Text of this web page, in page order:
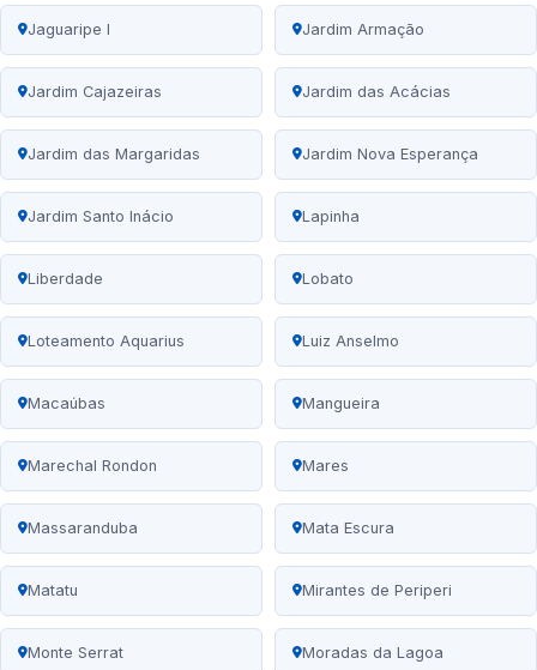
Jaguaripe I Jardim Armação
Jardim Cajazeiras Jardim das Acácias
Jardim das Margaridas Jardim Nova Esperança
Jardim Santo Inácio Lapinha
Liberdade Lobato
Loteamento Aquarius Luiz Anselmo
Macaúbas Mangueira
Marechal Rondon Mares
Massaranduba Mata Escura
Matatu Mirantes de Periperi
Monte Serrat Moradas da Lagoa